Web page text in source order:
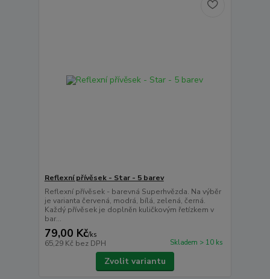
Reflexní přívěsek - Star - 5 barev
Reflexní přívěsek - barevná Superhvězda. Na výběr
je varianta červená, modrá, bílá, zelená, černá.
Každý přívěsek je doplněn kuličkovým řetízkem v
bar...
79,00 Kč/ks
65,29 Kč bez DPH Skladem > 10 ks
Zvolit variantu